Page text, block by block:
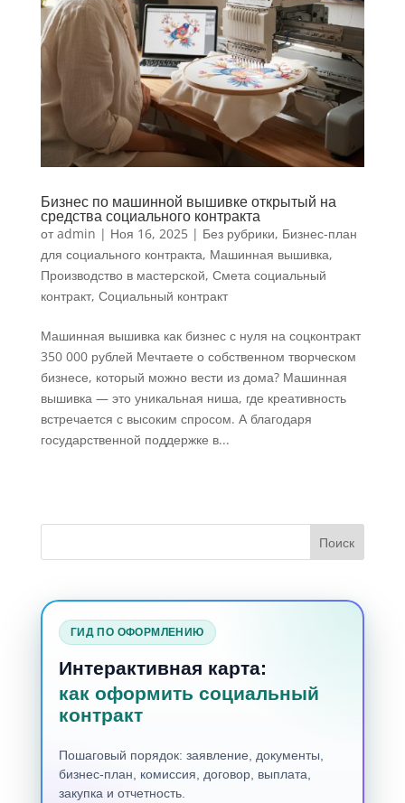
Бизнес по машинной вышивке открытый на
средства социального контракта
отadmin | Ноя 16, 2025| Без рубрики, Бизнес-план
для социального контракта, Машинная вышивка,
Производство в мастерской, Смета социальный
контракт, Социальный контракт
Машинная вышивка как бизнес с нуля на соцконтракт
350 000 рублей Мечтаете о собственном творческом
бизнесе, который можно вести из дома? Машинная
вышивка — это уникальная ниша, где креативность
встречается с высоким спросом. А благодаря
государственной поддержке в...
ГИД ПО ОФОРМЛЕНИЮ
Интерактивная карта:
как оформить социальный
контракт
Пошаговый порядок: заявление, документы,
бизнес-план, комиссия, договор, выплата,
закупка и отчетность.